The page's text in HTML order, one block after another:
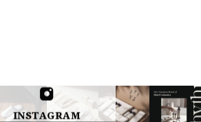
INSTAGRAM